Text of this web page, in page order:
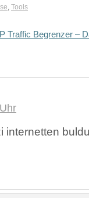
, Tools
Traffic Begrenzer –
internetten